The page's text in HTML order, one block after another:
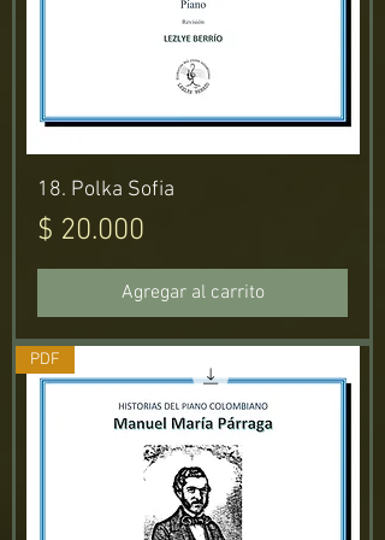
18. Polka Sofia
Precio
$ 20.000
Agregar al carrito
PDF